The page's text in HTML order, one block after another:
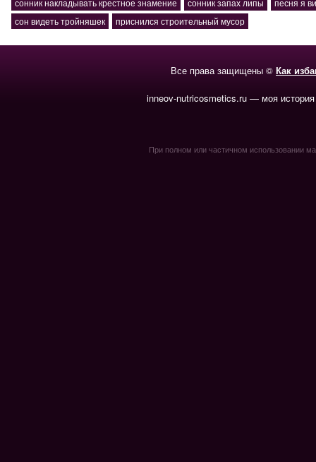
сонник накладывать крестное знамение сонник запах липы
песня я
сон видеть тройняшек
приснился строительный мусор
Все права защищены © Как
inneov-nutricosmetics.ru — моя
При полном или частичном использовании